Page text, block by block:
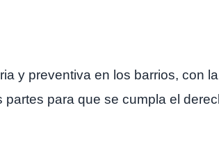
y preventiva en los barrios, con
para que se cumpla el